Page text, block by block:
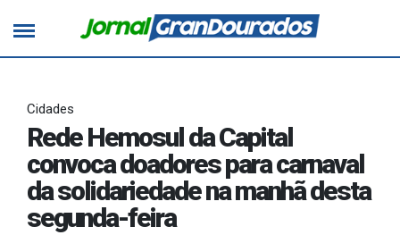
Cidades
Rede Hemosul da Capital
convoca doadores para carnaval
da solidariedade na manhã desta
segunda-feira